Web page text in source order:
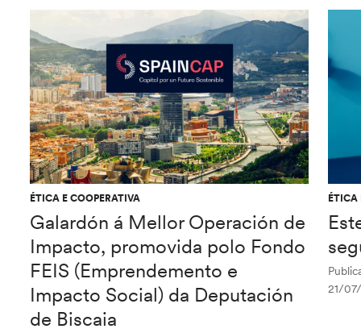
ÉTICA E COOPERATIVA
Galardón á Mellor Operación de
Impacto, promovida polo Fondo
FEIS (Emprendemento e
Impacto Social) da Deputación
de Biscaia
ÉTICA
21/